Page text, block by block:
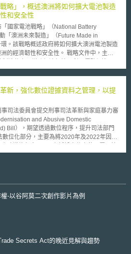
公務機關始得基於研究、公共衛生或安全目
指引」(Tax File
所提「2014隱私(財務信用有關研究)規則」
(Credit Related Research) Rule 2014)
以資料為導向之經濟
發展基礎，澳洲去識別化個人資料認定標準
殊值持續關注。
的而進口該物品之權。惟專利法第５條規
後，專利權效力及不於後續的實施行為。動
正草案中明訂動植物等生物材料之專利權耗
此次專利法修正草案中亦特別明訂農民免
人處取得受專利保護之植物繁殖材料，可將
略」，概述澳洲將如何擴大電池製造
和安全性
國家電池戰略」（National Battery
「澳洲未來製造」（Future Made in
。該戰略概述政府將如何擴大澳洲電池製造
和安全性。 戰略文件中，主要
的《澳洲未來製造法》（Future Made in
、低碳液體燃料、關鍵礦產精煉和清潔能源
，應對氣候挑戰，支持電力轉型，創造清潔
方面引領
設施，補助電池回收技術的研究和測試，
造的加工電池元件占全球不到1%；「國家
希望利用自身優勢，在全球能源轉型中佔有
新，強化數位證據資料之管理，以提
司法委員會提交刑事司法革新與家庭暴力審
and Abusive Domestic
Bill），期望透過數位程序，提升司法部門
透過數位證據共享功能（Digital Evidence
、在刑事程序中使用證據
，DESC在其中扮演了十分重要的角色。
透過系統自動生成之具唯一性的資料識別碼
竄改或損毀，亦可透過資料識別碼的比對確
-以谷阿莫二次創作影片為例
Secrets Act的晚近見解與趨勢